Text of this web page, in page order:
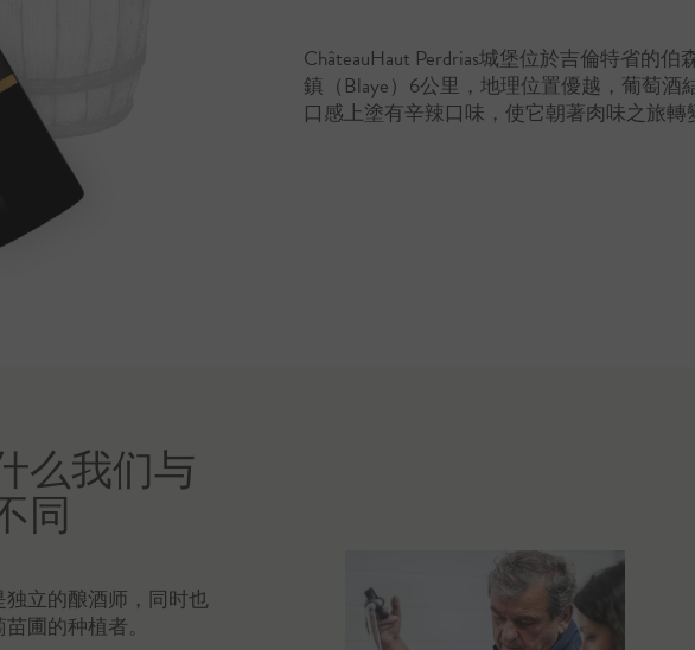
ChâteauHaut Perdrias城堡位於吉倫特省的伯
鎮（Blaye）6公里，地理位置優越，葡萄酒
口感上塗有辛辣口味，使它朝著肉味之旅轉
么我们与
同
独立的酿酒师，同时也
圃的种植者。